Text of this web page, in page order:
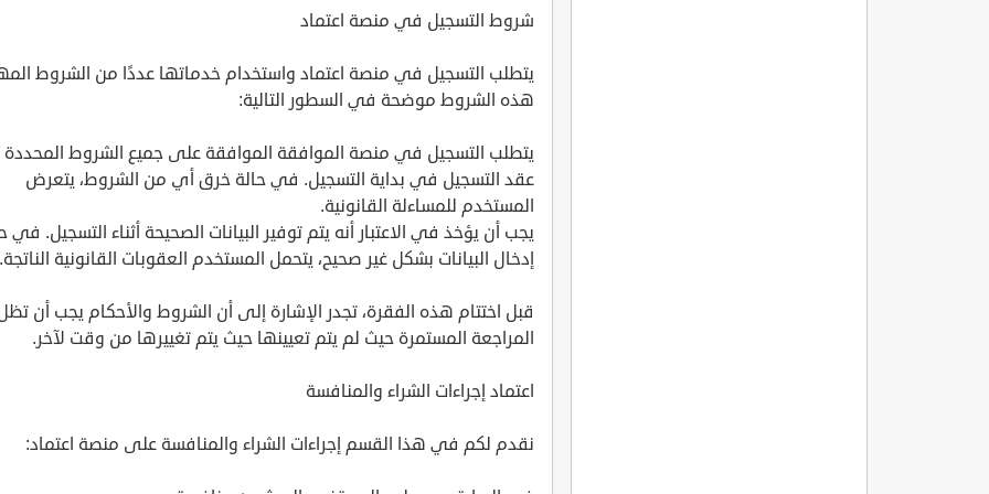
شروط التسجيل في منصة اعتماد
يتطلب التسجيل في منصة اعتماد واستخدام خدماتها عددًا من الشروط
هذه الشروط موضحة في السطور التالية:
يتطلب التسجيل في منصة الموافقة الموافقة على جميع الشروط
عقد التسجيل في بداية التسجيل. في حالة خرق أي من الشروط، يتعرض
المستخدم للمساءلة القانونية.
يجب أن يؤخذ في الاعتبار أنه يتم توفير البيانات الصحيحة أثناء التسجيل. في
إدخال البيانات بشكل غير صحيح، يتحمل المستخدم العقوبات القانونية الناتجة.
قبل اختتام هذه الفقرة، تجدر الإشارة إلى أن الشروط والأحكام يجب أن
المراجعة المستمرة حيث لم يتم تعيينها حيث يتم تغييرها من وقت لآخر.
اعتماد إجراءات الشراء والمنافسة
نقدم لكم في هذا القسم إجراءات الشراء والمنافسة على منصة اعتماد: